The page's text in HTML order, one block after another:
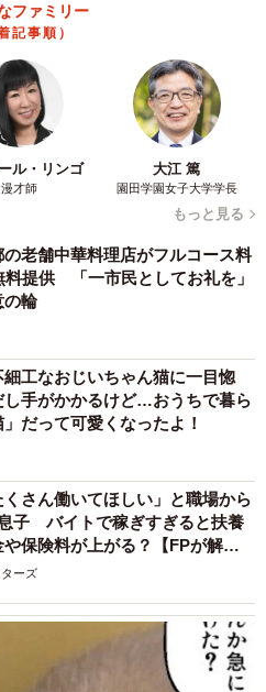
ファミリー
記事順）
ル・リンゴ
漫才師
大江 篤
園田学園女子大学学長
もっと見る
の老舗中華料理店がフルコース料
料提供 「一市民としてお礼を」
の輪
工なおじいちゃん猫に一目惚
手がかかるけど…おうちで暮ら
だって可愛くなったよ！
くさん働いてほしい」と職場から
子 バイトで稼ぎすぎると扶養
保険料が上がる？【FPが解
ーズ